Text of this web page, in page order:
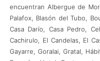
encuentran Albergue de
Palafox, Blasón del Tubo,
Casa Darío, Casa Pedro,
Cachirulo, El Candelas, El
Gayarre, Goralai, Gratal,